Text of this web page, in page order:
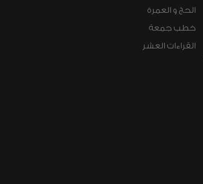
الحج و العمرة
خطب جمعة
القراءات العشر